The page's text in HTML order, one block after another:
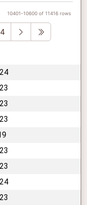
10401-10600 of 11416 rows
Next